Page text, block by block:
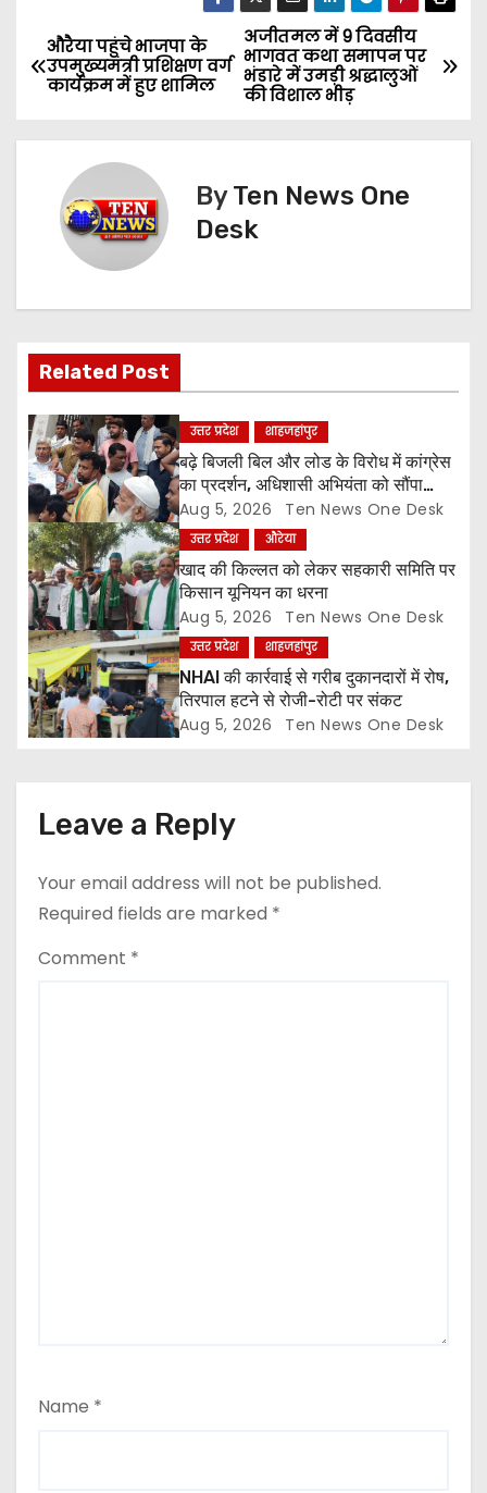
P
o
s
v
g
a
t
i
o
n
अजीतमल में 9 दिवसीय
भागवत कथा समापन पर
भंडारे में उमड़ी श्रद्धालुओं
की विशाल भीड़
औरैया पहुंचे भाजपा के
उपमुख्यमंत्री प्रशिक्षण वर्ग
कार्यक्रम में हुए शामिल
ByTen News One
Desk
Related Post
उत्तर प्रदेश शाहजहांपुर
बढ़े बिजली बिल और लोड के विरोध में कांग्रेस
का प्रदर्शन, अधिशासी अभियंता को सौंपा
ज्ञापन
Aug 5, 2026 Ten News One Desk
उत्तर प्रदेश औरेया
खाद की किल्लत को लेकर सहकारी समिति पर
किसान यूनियन का धरना
Aug 5, 2026 Ten News One Desk
उत्तर प्रदेश शाहजहांपुर
NHAI की कार्रवाई से गरीब दुकानदारों में रोष,
तिरपाल हटने से रोजी-रोटी पर संकट
Aug 5, 2026 Ten News One Desk
Leave a Reply
Your email address will not be published.
Required fields are marked *
Comment *
Name *